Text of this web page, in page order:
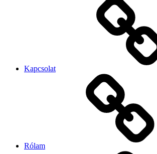
Kapcsolat
Rólam